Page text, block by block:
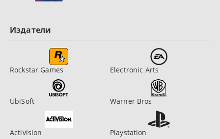
Издатели
Rockstar Games Electronic Arts
UbiSoft Warner Bros
Activision Playstation